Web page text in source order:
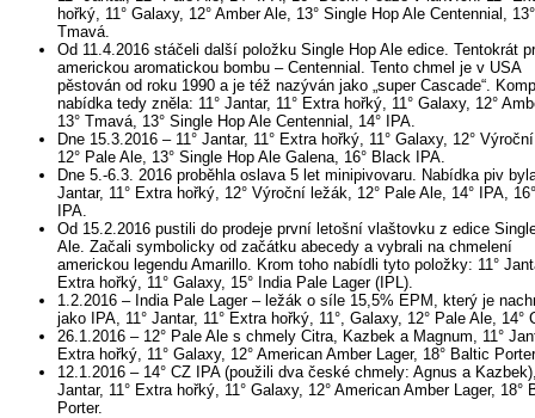
hořký, 11° Galaxy, 12° Amber Ale, 13° Single Hop Ale Centennial, 13°
Tmavá.
Od 11.4.2016 stáčeli další položku Single Hop Ale edice. Tentokrát
americkou aromatickou bombu – Centennial. Tento chmel je v USA
pěstován od roku 1990 a je též nazýván jako „super Cascade“.
nabídka tedy zněla: 11° Jantar, 11° Extra hořký, 11° Galaxy, 12°
13° Tmavá, 13° Single Hop Ale Centennial, 14° IPA.
Dne 15.3.2016 – 11° Jantar, 11° Extra hořký, 11° Galaxy, 12°
12° Pale Ale, 13° Single Hop Ale Galena, 16° Black IPA.
Dne 5.-6.3. 2016 proběhla oslava 5 let minipivovaru. Nabídka piv
Jantar, 11° Extra hořký, 12° Výroční ležák, 12° Pale Ale, 14° IPA,
IPA.
Od 15.2.2016 pustili do prodeje první letošní vlaštovku z edice
Ale. Začali symbolicky od začátku abecedy a vybrali na chmelení
americkou legendu Amarillo. Krom toho nabídli tyto položky: 11°
Extra hořký, 11° Galaxy, 15° India Pale Lager (IPL).
1.2.2016 – India Pale Lager – ležák o síle 15,5% EPM, který je
jako IPA, 11° Jantar, 11° Extra hořký, 11°, Galaxy, 12° Pale Ale, 14°
26.1.2016 – 12° Pale Ale s chmely Citra, Kazbek a Magnum, 11°
Extra hořký, 11° Galaxy, 12° American Amber Lager, 18° Baltic
12.1.2016 – 14° CZ IPA (použili dva české chmely: Agnus a
Jantar, 11° Extra hořký, 11° Galaxy, 12° American Amber Lager, 18°
Porter.